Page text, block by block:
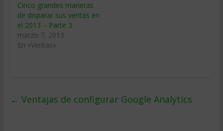
Cinco grandes maneras
de disparar sus ventas en
el 2013 – Parte 3
marzo 7, 2013
En «Ventas»
← Ventajas de configurar Google Analytics